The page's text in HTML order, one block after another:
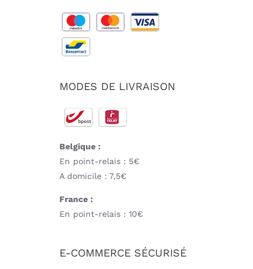
MODES DE LIVRAISON
Belgique :
En point-relais : 5€
A domicile : 7,5€
France :
En point-relais : 10€
E-COMMERCE SÉCURISÉ